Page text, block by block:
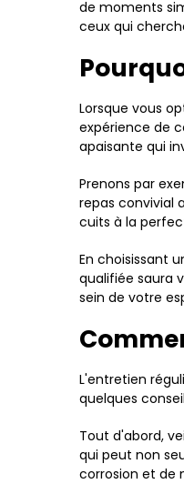
de moments
ceux qui
Lorsque vous
expérience de
apaisante qui
Prenons par
repas convivial
cuits à la
En choisissant
qualifiée saura
sein de votre
L'entretien
quelques
Tout d'abord,
qui peut non
corrosion et de